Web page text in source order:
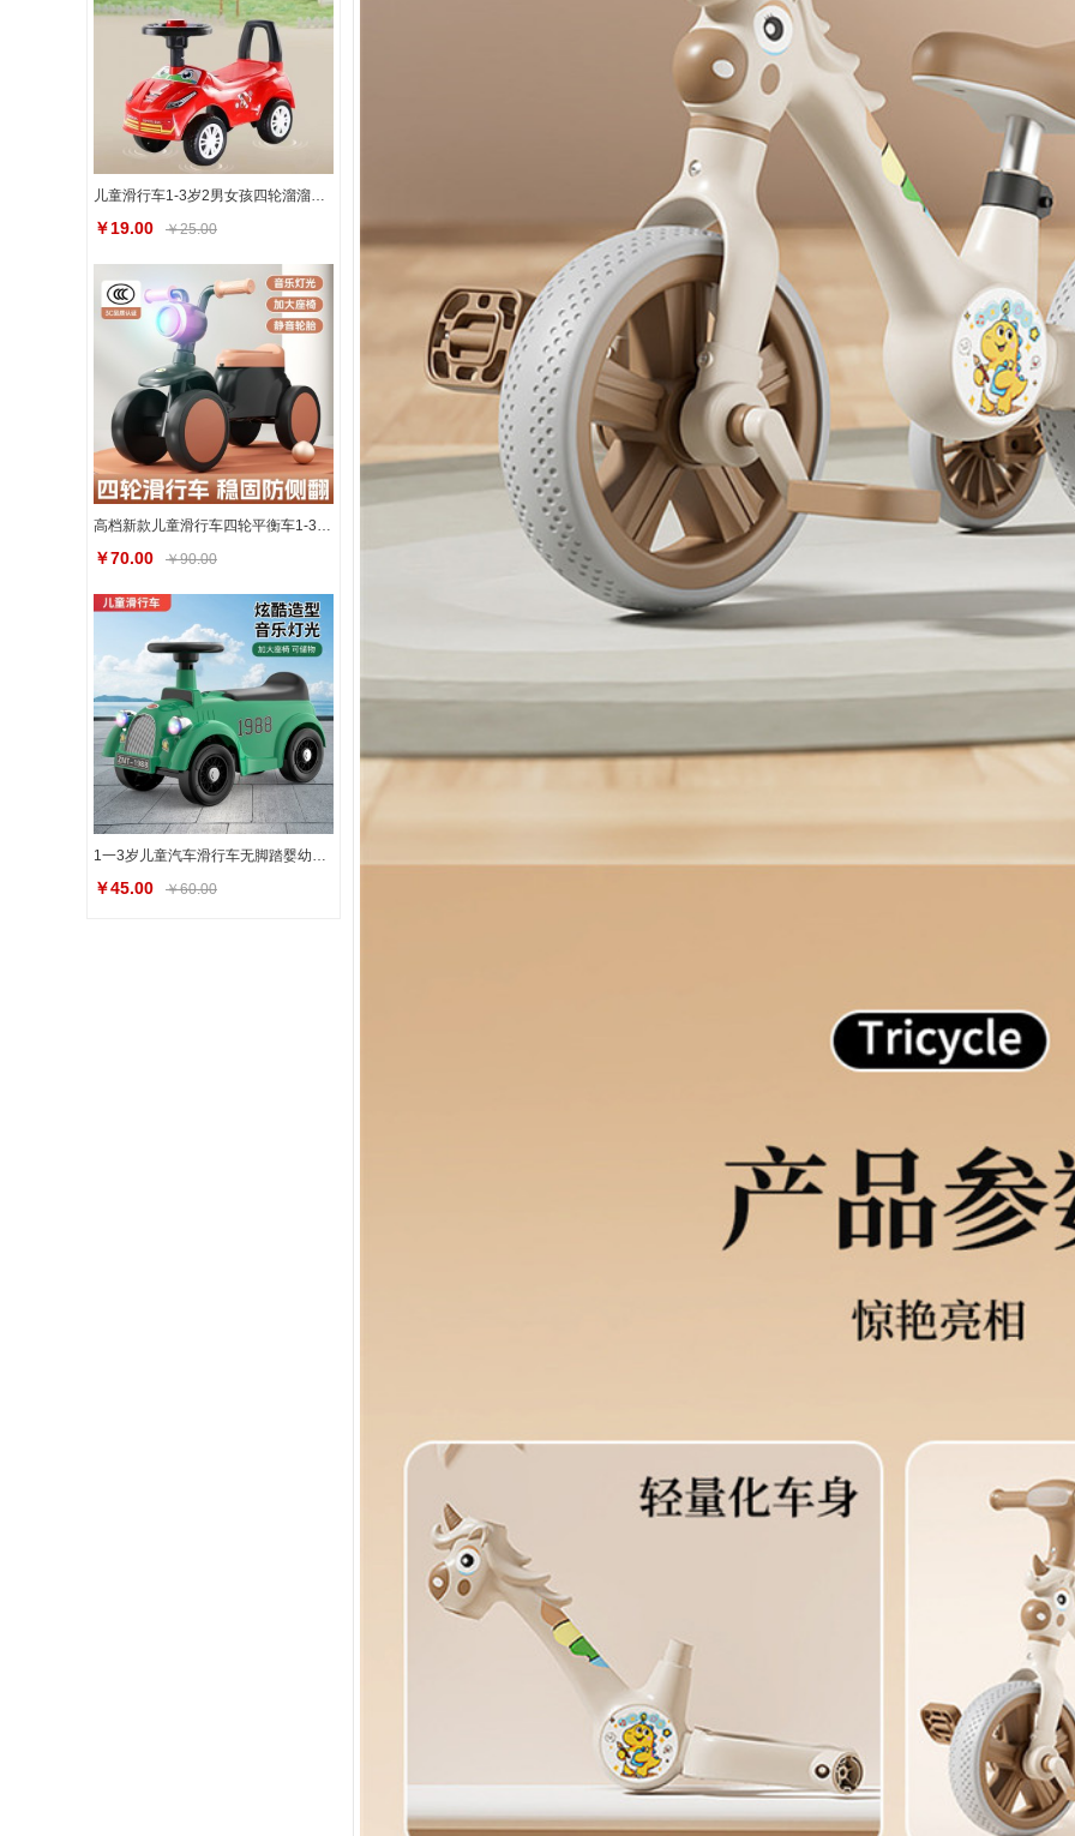
儿童滑行车1-3岁2男女孩四轮溜溜车幼儿扭扭车小孩助步车滑学步车
￥19.00 ￥25.00
高档新款儿童滑行车四轮平衡车1-3岁男女宝宝滑步车溜溜车带灯光
￥70.00 ￥90.00
1一3岁儿童汽车滑行车无脚踏婴幼儿溜溜车宝宝滑步车男女孩平衡车
￥45.00 ￥60.00